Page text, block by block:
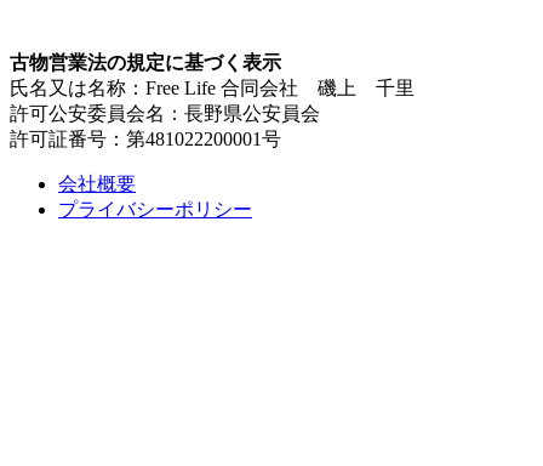
古物営業法の規定に基づく表示
氏名又は名称：Free Life 合同会社 磯上 千里
許可公安委員会名：長野県公安員会
許可証番号：第481022200001号
会社概要
プライバシーポリシー